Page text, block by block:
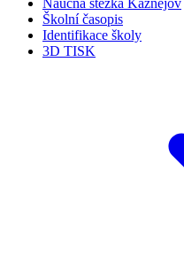
Naučná stezka Kaznějov
Školní časopis
Identifikace školy
3D TISK